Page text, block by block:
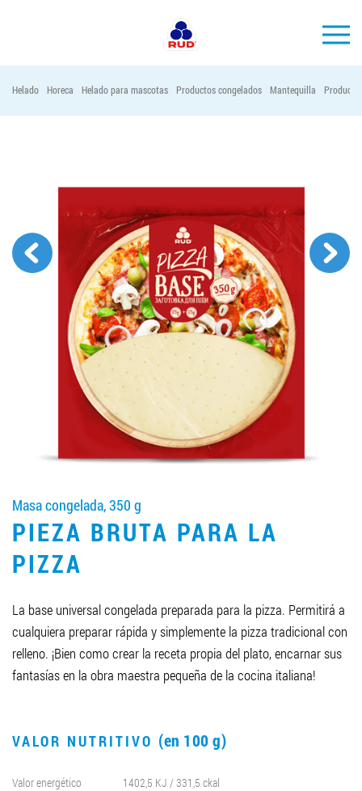
Contactos
Vacantes
PEDIR PRODUCTOS "RUD":
LLEGAR A SER SOCIO
0412 48 28 17
0412 42 29 23
Helado Horeca Helado para mascotas Productos congelados Mantequilla
Masa congelada, 350 g
PIEZA BRUTA PARA LA
PIZZA
La base universal congelada preparada para la pizza. Permitirá a
cualquiera preparar rápida y simplemente la pizza tradicional con
relleno. ¡Bien como crear la receta propia del plato, encarnar sus
fantasías en la obra maestra pequeña de la cocina italiana!
VALOR NUTRITIVO (en 100 g)
Valor energético
1402,5 KJ / 331,5 ckal